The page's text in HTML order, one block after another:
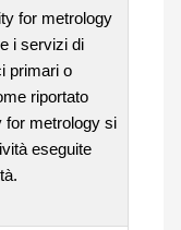
for metrology
i servizi di
primari o
riportato
for metrology si
eseguite